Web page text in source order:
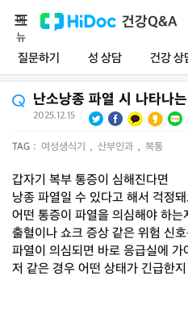
건강Q&A
질문하기 성 상담 건강 상
메
뉴
난소낭종 파열 시 나타나
2025.12.15
TAG : 여성생식기 , 산부인과 , 복통
갑자기 복부 통증이 심해진다면
낭종 파열일 수 있다고 해서 걱정
어떤 통증이 파열을 의심해야 하는
출혈이나 쇼크 증상 같은 위험 신
파열이 의심되면 바로 응급실에 가
저 같은 경우 어떤 상태가 긴급한